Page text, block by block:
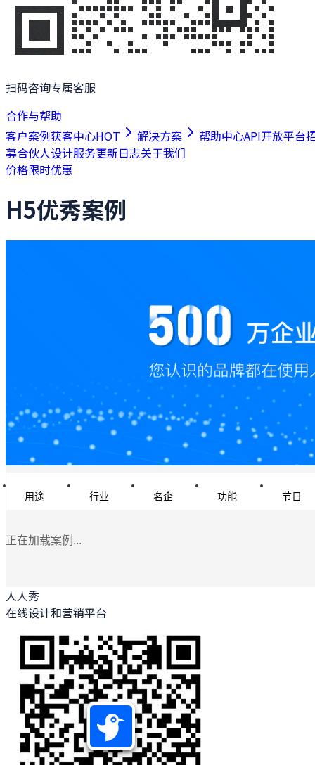
扫码咨询专属客服
合作与帮助
客户案例获客中心HOT 解决方案 帮助中心API开放平台
募合伙人设计服务更新日志关于我们
价格限时优惠
H5优秀案例
用途 行业 名企 功能 节日
正在加载案例...
人人秀
在线设计和营销平台